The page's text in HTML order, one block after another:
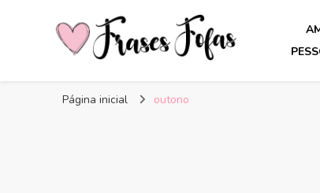
Frases Fofas
Página inicial outono